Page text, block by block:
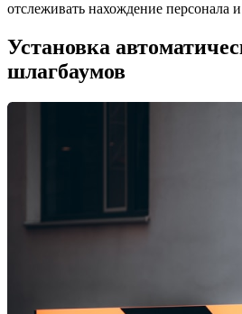
отслеживать нахождение персонала
Установка
шлагбаумов